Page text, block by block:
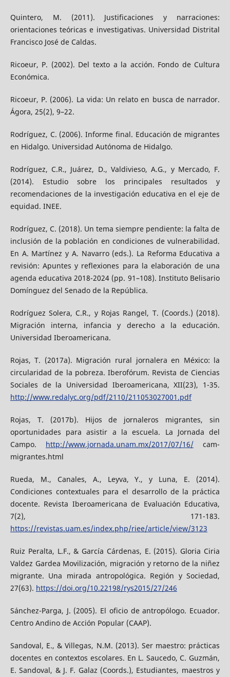
Quintero, M. (2011). Justificaciones y narraciones:
orientaciones teóricas e investigativas. Universidad Distrital
Francisco José de Caldas.
Ricoeur, P. (2002). Del texto a la acción. Fondo de Cultura
Económica.
Ricoeur, P. (2006). La vida: Un relato en busca de narrador.
Ágora, 25(2), 9–22.
Rodríguez, C. (2006). Informe final. Educación de migrantes
en Hidalgo. Universidad Autónoma de Hidalgo.
Rodríguez, C.R., Juárez, D., Valdivieso, A.G., y Mercado, F.
(2014). Estudio sobre los principales resultados y
recomendaciones de la investigación educativa en el eje de
equidad. INEE.
Rodríguez, C. (2018). Un tema siempre pendiente: la falta de
inclusión de la población en condiciones de vulnerabilidad.
En A. Martínez y A. Navarro (eds.). La Reforma Educativa a
revisión: Apuntes y reflexiones para la elaboración de una
agenda educativa 2018-2024 (pp. 91–108). Instituto Belisario
Domínguez del Senado de la República.
Rodríguez Solera, C.R., y Rojas Rangel, T. (Coords.) (2018).
Migración interna, infancia y derecho a la educación.
Universidad Iberoamericana.
Rojas, T. (2017a). Migración rural jornalera en México: la
circularidad de la pobreza. Iberofórum. Revista de Ciencias
Sociales de la Universidad Iberoamericana, XII(23), 1-35.
http://www.redalyc.org/pdf/2110/211053027001.pdf
Rojas, T. (2017b). Hijos de jornaleros migrantes, sin
oportunidades para asistir a la escuela. La Jornada del
Campo. http://www.jornada.unam.mx/2017/07/16/ cam-
migrantes.html
Rueda, M., Canales, A., Leyva, Y., y Luna, E. (2014).
Condiciones contextuales para el desarrollo de la práctica
docente. Revista Iberoamericana de Evaluación Educativa,
7(2), 171-183.
https://revistas.uam.es/index.php/riee/article/view/3123
Ruiz Peralta, L.F., & García Cárdenas, E. (2015). Gloria Ciria
Valdez Gardea Movilización, migración y retorno de la niñez
migrante. Una mirada antropológica. Región y Sociedad,
27(63). https://doi.org/10.22198/rys2015/27/246
Sánchez-Parga, J. (2005). El oficio de antropólogo. Ecuador.
Centro Andino de Acción Popular (CAAP).
Sandoval, E., & Villegas, N.M. (2013). Ser maestro: prácticas
docentes en contextos escolares. En L. Saucedo, C. Guzmán,
E. Sandoval, & J. F. Galaz (Coords.), Estudiantes, maestros y